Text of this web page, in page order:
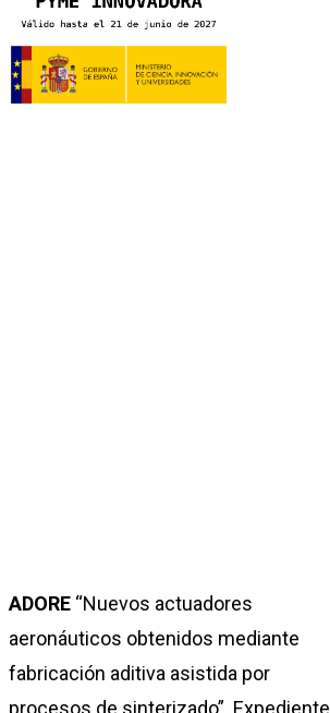
ADORE “Nuevos actuadores
aeronáuticos obtenidos mediante
fabricación aditiva asistida por
procesos de sinterizado”. Expediente